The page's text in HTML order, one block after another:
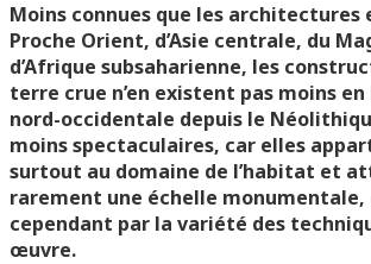
Moins connues que les architectures
Proche Orient, d’Asie centrale, du
d’Afrique subsaharienne, les
terre crue n’en existent pas moins
nord-occidentale depuis le
moins spectaculaires, car elles
surtout au domaine de l’habitat et
rarement une échelle
cependant par la variété des
œuvre.